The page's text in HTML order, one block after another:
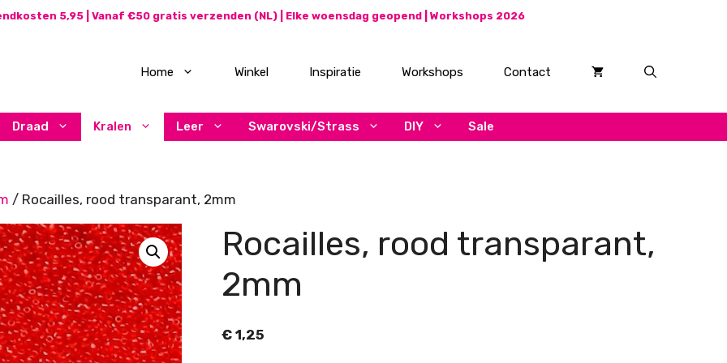
5,95 | Vanaf €50 gratis verzenden (NL) | Elke woensdag geopend | Workshops 2026
Home Winkel Inspiratie Workshops Contact
Draad Kralen Leer Swarovski/Strass DIY Sale
/ Rocailles, rood transparant, 2mm
Rocailles, rood transparant,
2mm
€1,25